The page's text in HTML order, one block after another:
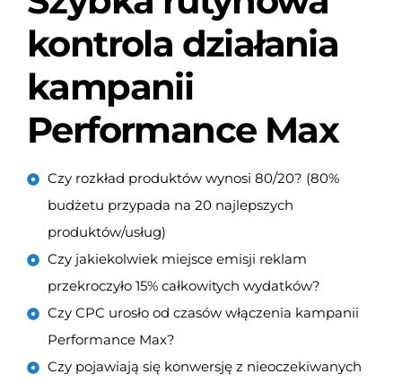
kontrola działania
kampanii
Performance Max
Czy rozkład produktów wynosi 80/20? (80%
budżetu przypada na 20 najlepszych
produktów/usług)
Czy jakiekolwiek miejsce emisji reklam
przekroczyło 15% całkowitych wydatków?
Czy CPC urosło od czasów włączenia kampanii
Performance Max?
Czy pojawiają się konwersję z nieoczekiwanych